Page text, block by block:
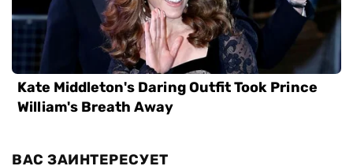
ВАС ЗАИНТЕРЕСУЕТ